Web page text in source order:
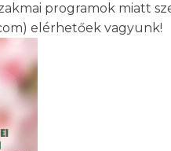
programok miatt
elérhetőek vagyunk!